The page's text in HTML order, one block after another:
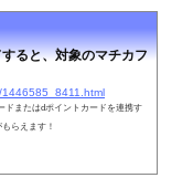
ると、対象のマチカフ
ドまたはdポイントカードを連携す
らえます！